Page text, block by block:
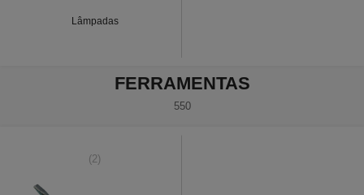
Lâmpadas
FERRAMENTAS
550
(2)